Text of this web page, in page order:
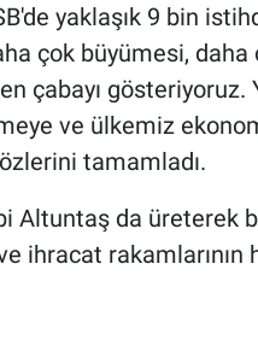
yaklaşık 9 bin
çok büyümesi,
çabayı gösteriyoruz.
ve ülkemiz
tamamladı.
Altuntaş da üreterek
ve ihracat